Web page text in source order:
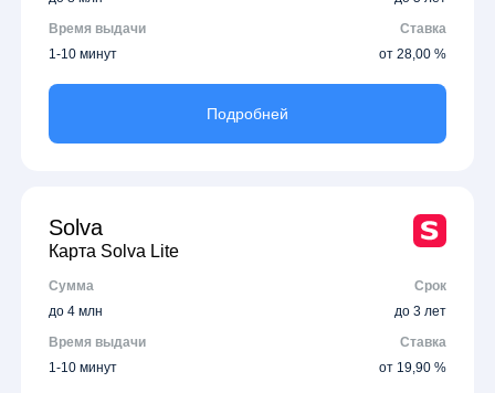
Время выдачи
Ставка
1-10 минут
от 28,00 %
Подробней
Solva
Карта Solva Lite
Сумма
Срок
до 4 млн
до 3 лет
Время выдачи
Ставка
1-10 минут
от 19,90 %